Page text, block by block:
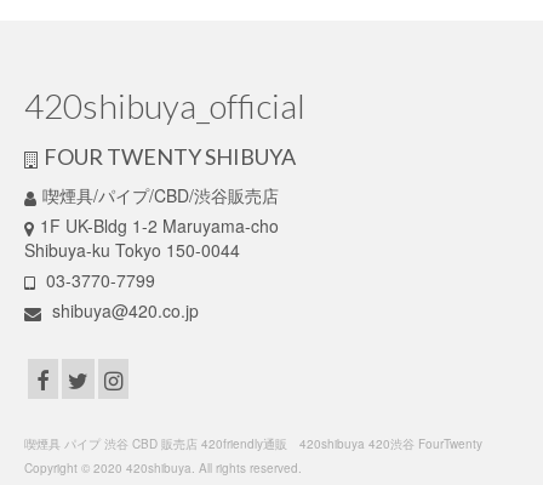
420shibuya_official
FOUR TWENTY SHIBUYA
喫煙具/パイプ/CBD/渋谷販売店
1F UK-Bldg 1-2 Maruyama-cho
Shibuya-ku Tokyo 150-0044
03-3770-7799
shibuya@420.co.jp
喫煙具 パイプ 渋谷 CBD 販売店 420friendly通販 420shibuya 420渋谷 FourTwenty
Copyright © 2020 420shibuya. All rights reserved.